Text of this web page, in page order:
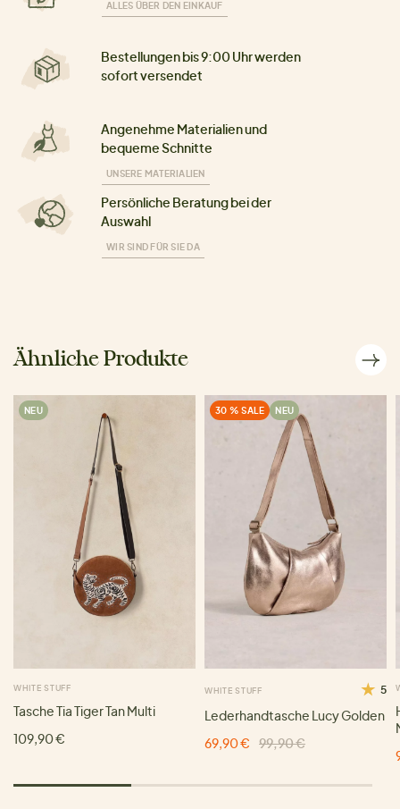
ALLES ÜBER DEN EINKAUF
Bestellungen bis 9:00 Uhr werden
sofort versendet
Angenehme Materialien und
bequeme Schnitte
UNSERE MATERIALIEN
Persönliche Beratung bei der
Auswahl
WIR SIND FÜR SIE DA
Ähnliche Produkte
NEU
WHITE STUFF
Tasche Tia Tiger Tan Multi
109,90 €
30 % SALE NEU
WHITE STUFF 5
Lederhandtasche Lucy Golden
69,90 €
99,90 €